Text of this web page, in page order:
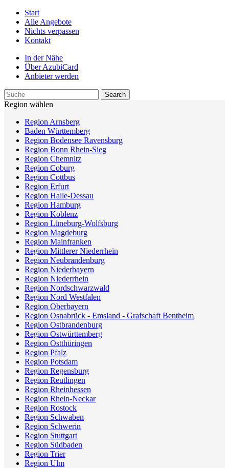
Start
Alle Angebote
Nichts verpassen
Kontakt
In der Nähe
Über AzubiCard
Anbieter werden
Region wählen
Region Arnsberg
Baden Württemberg
Region Bodensee Ravensburg
Region Bonn Rhein-Sieg
Region Chemnitz
Region Coburg
Region Cottbus
Region Erfurt
Region Halle-Dessau
Region Hamburg
Region Koblenz
Region Lüneburg-Wolfsburg
Region Magdeburg
Region Mainfranken
Region Mittlerer Niederrhein
Region Neubrandenburg
Region Niederbayern
Region Niederrhein
Region Nordschwarzwald
Region Nord Westfalen
Region Oberbayern
Region Osnabrück - Emsland - Grafschaft Bentheim
Region Ostbrandenburg
Region Ostwürttemberg
Region Ostthüringen
Region Pfalz
Region Potsdam
Region Regensburg
Region Reutlingen
Region Rheinhessen
Region Rhein-Neckar
Region Rostock
Region Schwaben
Region Schwerin
Region Stuttgart
Region Südbaden
Region Trier
Region Ulm